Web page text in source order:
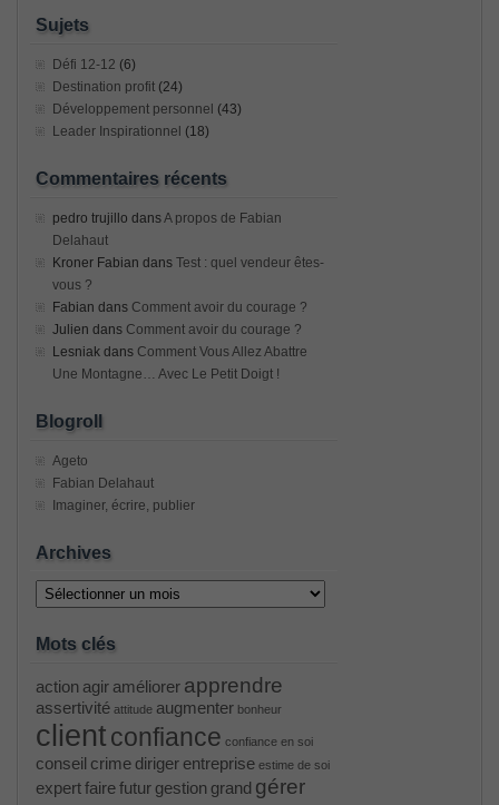
Sujets
Défi 12-12 (6)
Destination profit (24)
Développement personnel (43)
Leader Inspirationnel (18)
Commentaires récents
pedro trujillo dansA propos de Fabian
Delahaut
Kroner Fabian dans Test : quel vendeur êtes-
vous ?
Fabian dans Comment avoir du courage ?
Julien dans Comment avoir du courage ?
Lesniak dans Comment Vous Allez Abattre
Une Montagne… Avec Le Petit Doigt !
Blogroll
Ageto
Fabian Delahaut
Imaginer, écrire, publier
Archives
Archives
Mots clés
action agir améliorer apprendre
assertivité attitude augmenter bonheur
client confiance confiance en soi
conseil crime diriger entreprise estime de soi
expertfairefutur gestion grand gérer